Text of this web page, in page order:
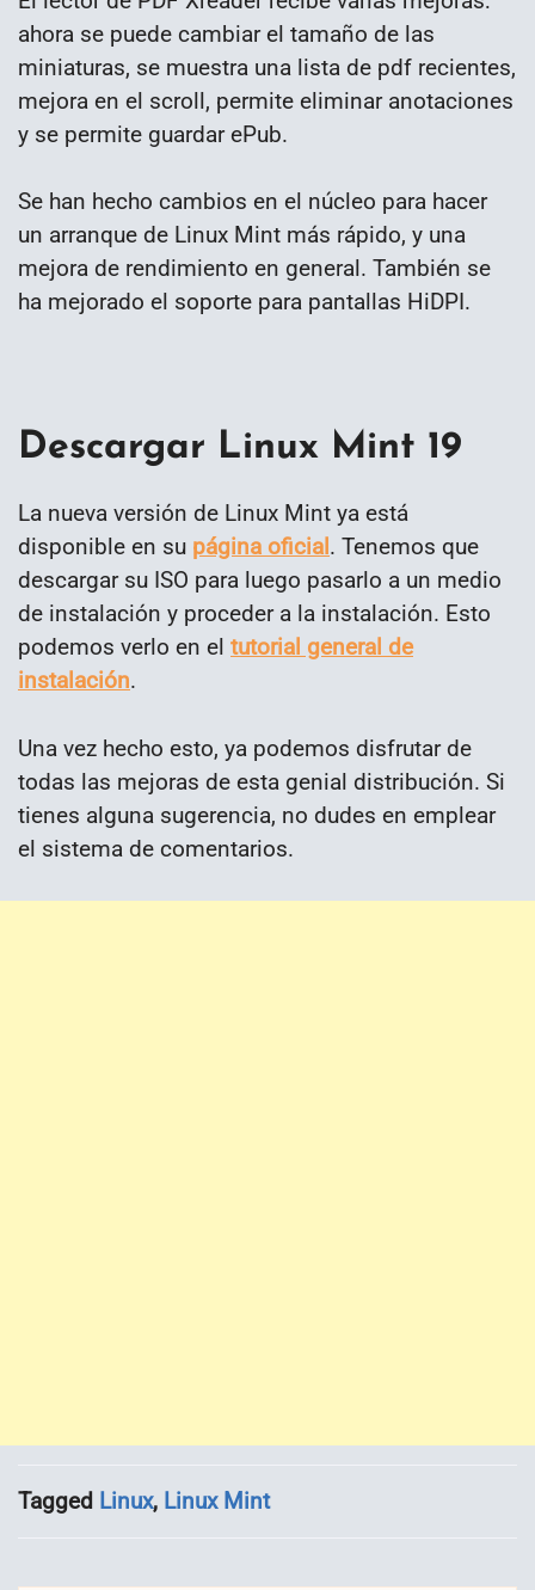
ahora se puede cambiar el tamaño de las
miniaturas, se muestra una lista de pdf recientes,
mejora en el scroll, permite eliminar anotaciones
y se permite guardar ePub.
Se han hecho cambios en el núcleo para hacer
un arranque de Linux Mint más rápido, y una
mejora de rendimiento en general. También se
ha mejorado el soporte para pantallas HiDPI.
Descargar Linux Mint 19
La nueva versión de Linux Mint ya está
disponible en su página oficial. Tenemos que
descargar su ISO para luego pasarlo a un medio
de instalación y proceder a la instalación. Esto
podemos verlo en el tutorial general de
instalación.
Una vez hecho esto, ya podemos disfrutar de
todas las mejoras de esta genial distribución. Si
tienes alguna sugerencia, no dudes en emplear
el sistema de comentarios.
Tagged Linux, Linux Mint